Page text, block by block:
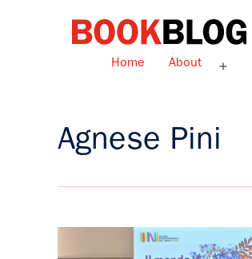
Home About
Apri
Agnese Pini